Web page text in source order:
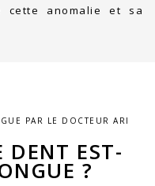
cette anomalie et sa
PAR LE DOCTEUR ARI
DENT EST-
?